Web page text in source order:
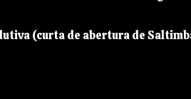
(curta de abertura de